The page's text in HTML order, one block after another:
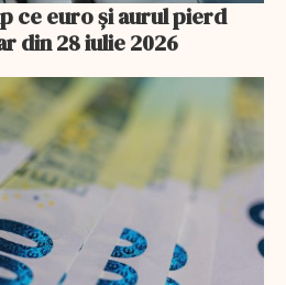
ce euro și aurul pierd
din 28 iulie 2026